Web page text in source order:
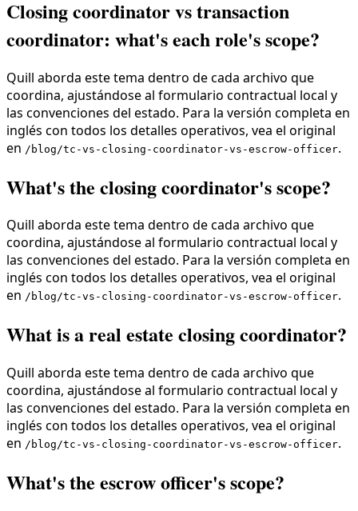
Closing coordinator vs transaction
coordinator: what's each role's scope?
Quill aborda este tema dentro de cada archivo que
coordina, ajustándose al formulario contractual local y
las convenciones del estado. Para la versión completa en
inglés con todos los detalles operativos, vea el original
en /blog/tc-vs-closing-coordinator-vs-escrow-officer.
What's the closing coordinator's scope?
Quill aborda este tema dentro de cada archivo que
coordina, ajustándose al formulario contractual local y
las convenciones del estado. Para la versión completa en
inglés con todos los detalles operativos, vea el original
en /blog/tc-vs-closing-coordinator-vs-escrow-officer.
What is a real estate closing coordinator?
Quill aborda este tema dentro de cada archivo que
coordina, ajustándose al formulario contractual local y
las convenciones del estado. Para la versión completa en
inglés con todos los detalles operativos, vea el original
en /blog/tc-vs-closing-coordinator-vs-escrow-officer.
What's the escrow officer's scope?